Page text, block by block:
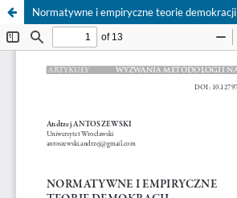
Normatywne i empiryczne teorie demokracji